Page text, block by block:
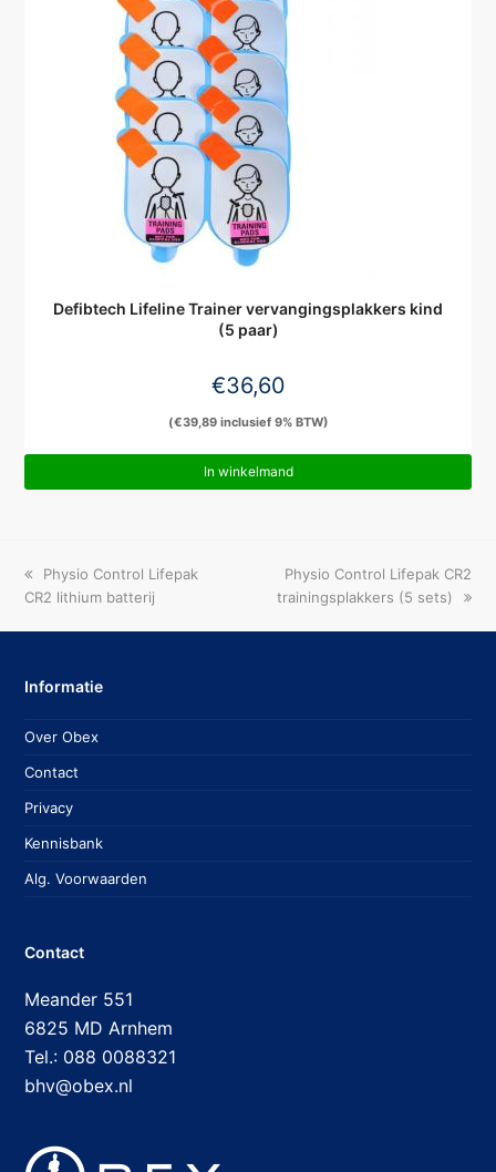
Defibtech Lifeline Trainer vervangingsplakkers kind
(5 paar)
€36,60
(€39,89inclusief 9% BTW)
In winkelmand
previous
post:
Physio Control Lifepak
CR2 lithium batterij
next
post:
Physio Control Lifepak CR2
trainingsplakkers (5 sets)
Informatie
Over Obex
Contact
Privacy
Kennisbank
Alg. Voorwaarden
Contact
Meander 551
6825 MD Arnhem
Tel.: 088 0088321
bhv@obex.nl